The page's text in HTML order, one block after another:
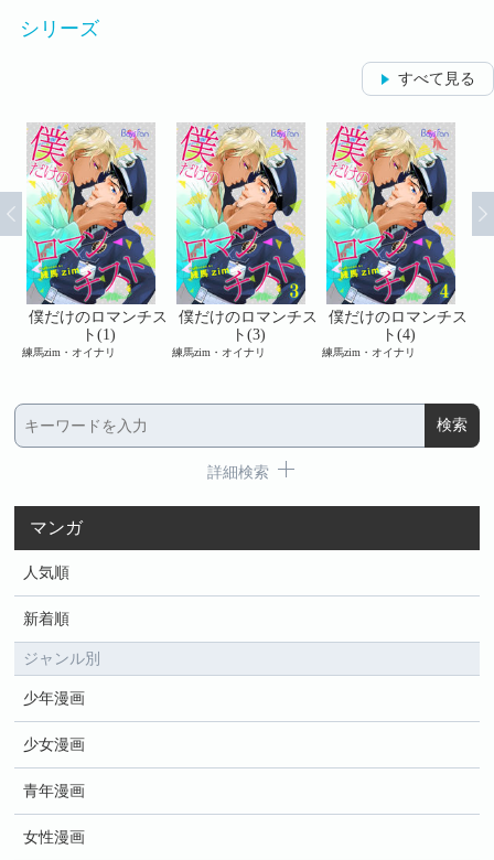
シリーズ
すべて見る
僕だけのロマンチス
ト(1)
練馬zim・オイナリ
僕だけのロマンチス
ト(3)
練馬zim・オイナリ
僕だけのロマンチス
ト(4)
練馬zim・オイナリ
詳細検索
マンガ
人気順
新着順
ジャンル別
少年漫画
少女漫画
青年漫画
女性漫画